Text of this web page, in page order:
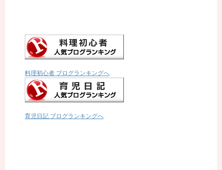
料理初心者 ブログランキングへ
育児日記 ブログランキングへ